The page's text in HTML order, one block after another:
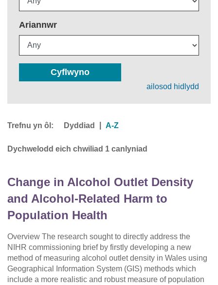
Ariannwr
Cyflwyno
ailosod hidlydd
Trefnu yn ôl: Dyddiad A-Z
Dychwelodd eich chwiliad 1 canlyniad
Change in Alcohol Outlet Density
and Alcohol-Related Harm to
Population Health
Overview The research sought to directly address the
NIHR commissioning brief by firstly developing a new
method of measuring alcohol outlet density in Wales using
Geographical Information System (GIS) methods which
include a more realistic and robust measure of population